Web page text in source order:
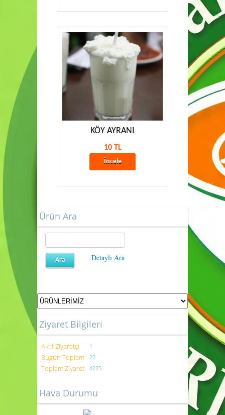
KÖY AYRANI
10 TL
İncele
Ürün Ara
Detaylı Ara
Ziyaret Bilgileri
Aktif Ziyaretçi 1
Bugün Toplam 22
Toplam Ziyaret 4225
Hava Durumu